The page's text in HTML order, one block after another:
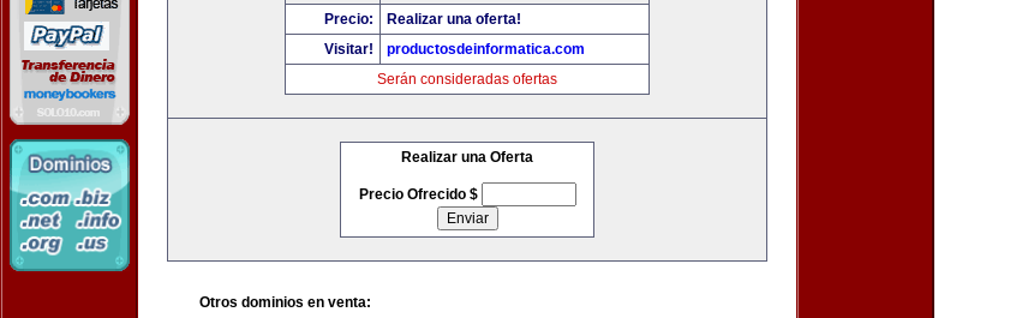
Precio:
Realizar una oferta!
Visitar!
productosdeinformatica.com
Serán consideradas ofertas
Realizar una Oferta
Precio Ofrecido $
Otros dominios en venta: